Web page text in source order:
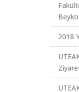
2018